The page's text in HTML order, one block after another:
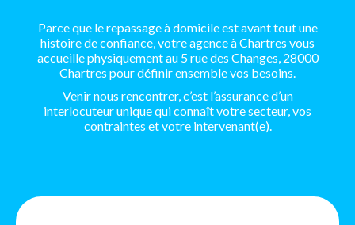
Parce que le repassage à domicile est avant tout une
histoire de confiance, votre agence à Chartres vous
accueille physiquement au 5 rue des Changes, 28000
Chartres pour définir ensemble vos besoins.
Venir nous rencontrer, c’est l’assurance d’un
interlocuteur unique qui connaît votre secteur, vos
contraintes et votre intervenant(e).